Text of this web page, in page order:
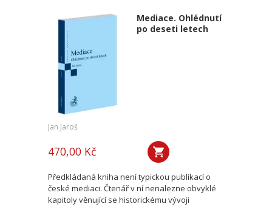
Mediace. Ohlédnutí
po deseti letech
Jan Jaroš
470,00 Kč
Předkládaná kniha není typickou publikací o
české mediaci. Čtenář v ní nenalezne obvyklé
kapitoly věnující se historickému vývoji